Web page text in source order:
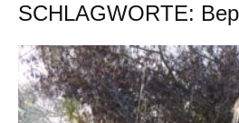
SCHLAGWORTE: